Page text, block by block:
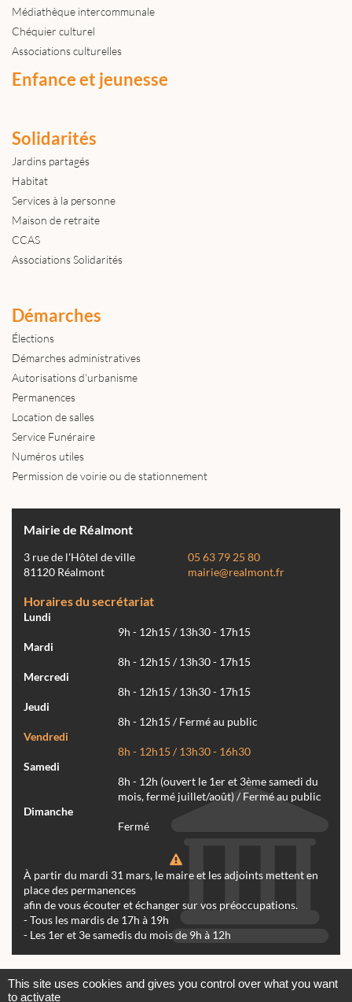
Médiathèque intercommunale
Chéquier culturel
Associations culturelles
Enfance et jeunesse
Solidarités
Jardins partagés
Habitat
Services à la personne
Maison de retraite
CCAS
Associations Solidarités
Démarches
Élections
Démarches administratives
Autorisations d'urbanisme
Permanences
Location de salles
Service Funéraire
Numéros utiles
Permission de voirie ou de stationnement
Mairie de Réalmont
3 rue de l'Hôtel de ville
81120 Réalmont
05 63 79 25 80
mairie@realmont.fr
Horaires du secrétariat
Lundi
9h - 12h15 / 13h30 - 17h15
Mardi
8h - 12h15 / 13h30 - 17h15
Mercredi
8h - 12h15 / 13h30 - 17h15
Jeudi
8h - 12h15 / Fermé au public
Vendredi
8h - 12h15 / 13h30 - 16h30
Samedi
8h - 12h (ouvert le 1er et 3ème samedi du
mois, fermé juillet/août) / Fermé au public
Dimanche
Fermé
À partir du mardi 31 mars, le maire et les adjoints mettent en
place des permanences
afin de vous écouter et échanger sur vos préoccupations.
- Tous les mardis de 17h à 19h
- Les 1er et 3e samedis du mois de 9h à 12h
This site uses cookies and gives you control over what you want
to activate